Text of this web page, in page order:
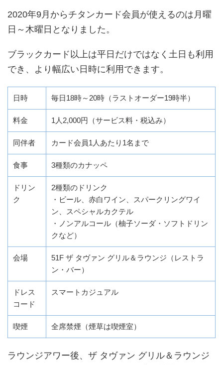
2020年9月からチタンカード会員が使えるのは月曜
日～木曜日となりました。
ブラックカード以上は平日だけではなく土日も利用
でき、より幅広い日時に利用できます。
日時 毎日18時～20時（ラストオーダー19時半）
料金 1人2,000円（サービス料・税込み）
同伴者 カード会員1人あたり1名まで
食事 3種類のカナッペ
ドリン
ク
2種類のドリンク
・ビール、赤白ワイン、スパークリングワイ
ン、スペシャルカクテル
・ノンアルコール（柚子ソーダ・ソフトドリン
クなど）
会場
51F ザ タヴァン グリル＆ラウンジ（レストラ
ン・バー）
ドレス
コード
スマートカジュアル
喫煙 全席禁煙（煙草は喫煙室）
ラウンジアワー後、ザ タヴァン グリル＆ラウンジ